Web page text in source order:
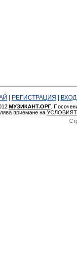
РЕГИСТРАЦИЯ ВХОД
МУЗИКАНТ.ОРГ.
приемане на